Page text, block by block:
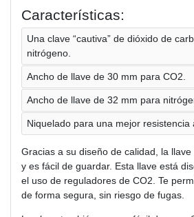
Características:
Una clave “cautiva” de dióxido de
nitrógeno.
Ancho de llave de 30 mm para CO2.
Ancho de llave de 32 mm para
Niquelado para una mejor resistencia
Gracias a su diseño de calidad, la
y es fácil de guardar. Esta llave está
el uso de reguladores de CO2. Te
de forma segura, sin riesgo de fugas.